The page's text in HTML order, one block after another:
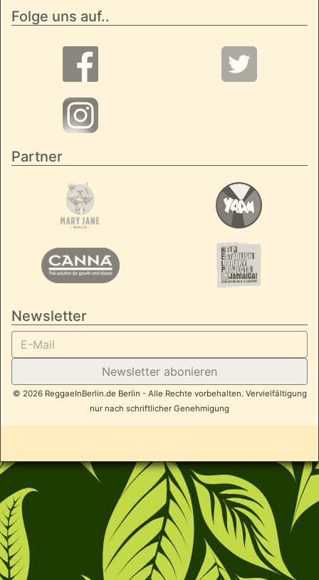
Folge uns auf..
Partner
Newsletter
Newsletter abonieren
© 2026 ReggaeInBerlin.de Berlin - Alle Rechte vorbehalten. Vervielfältigung
nur nach schriftlicher Genehmigung